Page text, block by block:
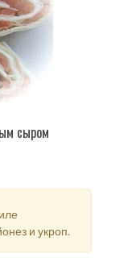
сыром
и укроп.